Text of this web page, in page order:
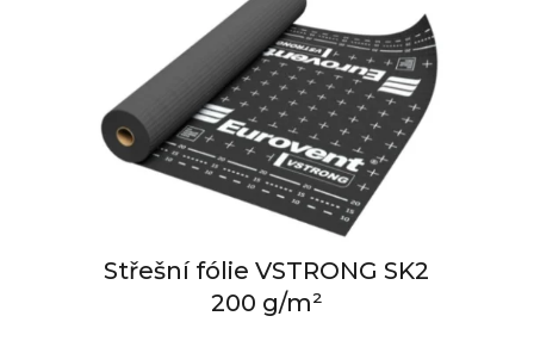
Střešní fólie VSTRONG SK2
200 g/m²